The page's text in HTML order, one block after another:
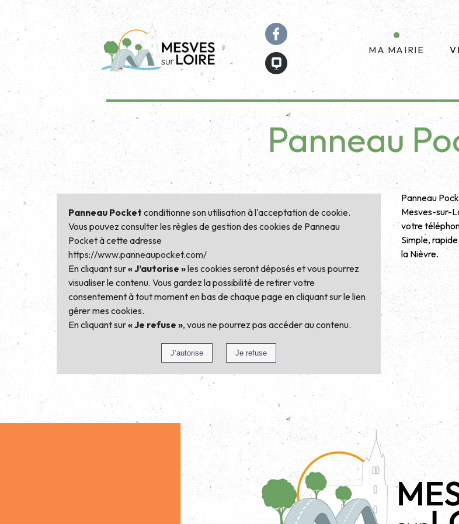
MA MAIRIE
Panneau
Panneau Pocket conditionne son utilisation à l'acceptation de cookie.
Vous pouvez consulter les règles de gestion des cookies de Panneau
Pocket à cette adresse
https://www.panneaupocket.com/
En cliquant sur« J’autorise »les cookies seront déposés et vous pourrez
visualiser le contenu. Vous gardez la possibilité de retirer votre
consentement à tout moment en bas de chaque page en cliquant sur le lien
gérer mes cookies.
En cliquant sur« Je refuse », vous ne pourrez pas accéder au contenu.
Panneau
Mesves-sur-
votre
Simple,
la Nièvre.